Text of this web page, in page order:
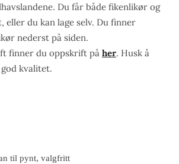
Du får både fikenlikør og
eller du kan lage selv. Du finner
nederst på siden.
finner du oppskrift på her. Husk å
kvalitet.
til pynt, valgfritt